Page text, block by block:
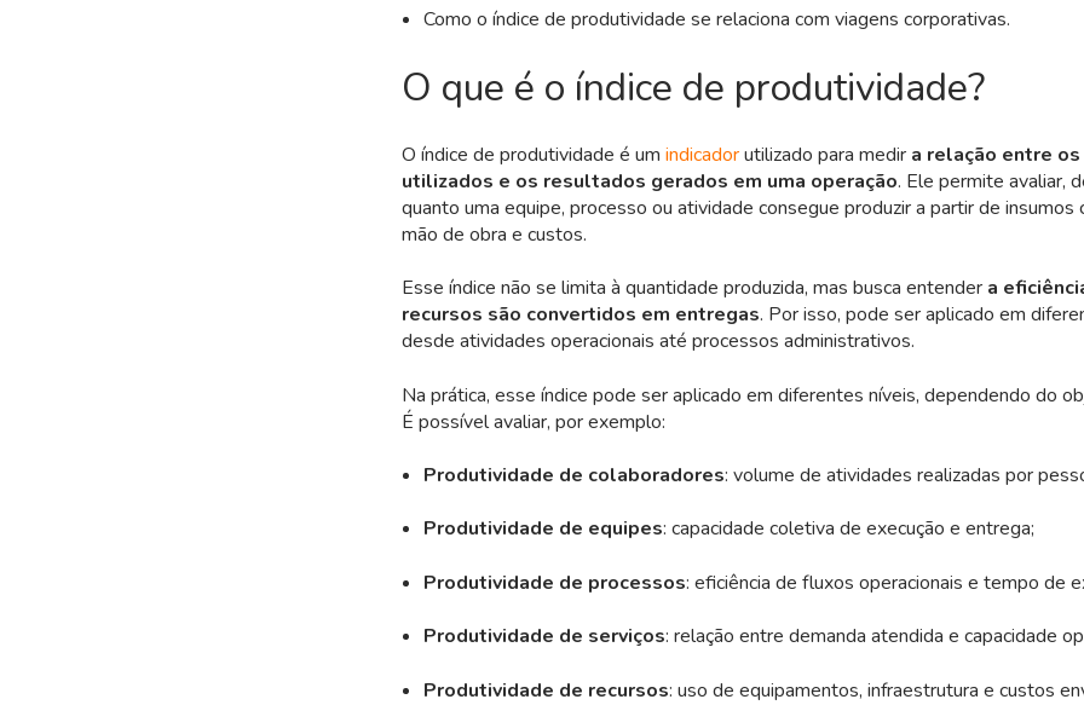
Como o índice de produtividade se relaciona com viagens corporativas.
O que é o índice de produtividade?
O índice de produtividade é um indicadorutilizado para medir a relação entre
utilizados e os resultados gerados em uma operação. Ele permite avaliar,
quanto uma equipe, processo ou atividade consegue produzir a partir de insumos
mão de obra e custos.
Esse índice não se limita à quantidade produzida, mas busca entender a
recursos são convertidos em entregas. Por isso, pode ser aplicado em
desde atividades operacionais até processos administrativos.
Na prática, esse índice pode ser aplicado em diferentes níveis, dependendo do
É possível avaliar, por exemplo:
Produtividade de colaboradores: volume de atividades realizadas por
Produtividade de equipes: capacidade coletiva de execução e entrega;
Produtividade de processos: eficiência de fluxos operacionais e tempo de
Produtividade de serviços: relação entre demanda atendida e capacidade
Produtividade de recursos: uso de equipamentos, infraestrutura e custos